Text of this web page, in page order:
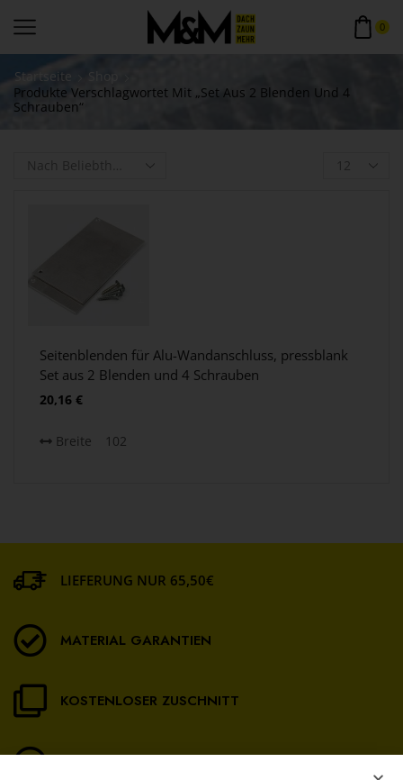
0
Startseite
Shop
Produkte Verschlagwortet Mit „Set Aus 2 Blenden Und 4
Schrauben“
Seitenblenden für Alu-Wandanschluss, pressblank
Set aus 2 Blenden und 4 Schrauben
20,16 €
Breite 102
LIEFERUNG NUR 65,50€
MATERIAL GARANTIEN
KOSTENLOSER ZUSCHNITT